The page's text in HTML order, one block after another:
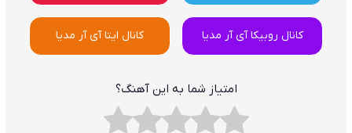
کانال روبیکا آی آر مدیا کانال ایتا آی آر مدیا
امتیاز شما به این آهنگ؟